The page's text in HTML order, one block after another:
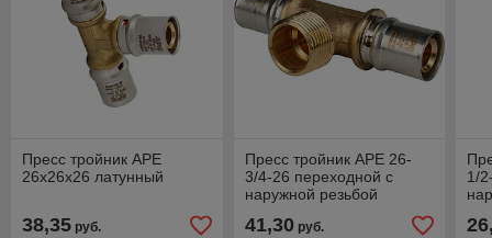
Пресс тройник APE
26х26х26 латунный
38,35 руб.
Пресс тройник APE 26-
3/4-26 переходной с
наружной резьбой
41,30руб.
1/